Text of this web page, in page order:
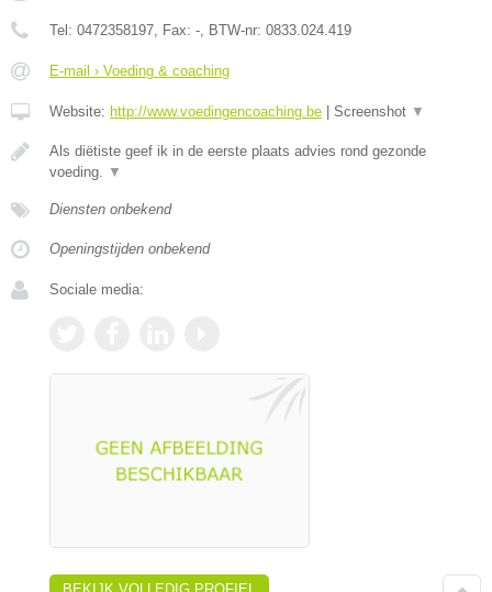
Tel: 0472358197, Fax: -, BTW-nr: 0833.024.419
E-mail › Voeding & coaching
Website: http://www.voedingencoaching.be Screenshot ▼
Als diëtiste geef ik in de eerste plaats advies rond gezonde
voeding. ▼
Diensten onbekend
Openingstijden onbekend
Sociale media: